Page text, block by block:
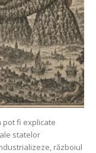
pot fi explicate
statelor
războiul